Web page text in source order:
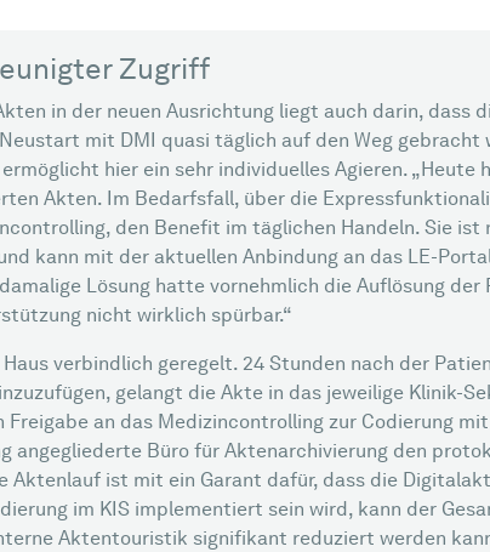
Zugriff
in der neuen Ausrichtung liegt auch darin, dass
mit DMI quasi täglich auf den Weg gebracht
hier ein sehr individuelles Agieren. „Heute
Akten. Im Bedarfsfall, über die
den Benefit im täglichen Handeln. Sie
kann mit der aktuellen Anbindung an das LE-
Lösung hatte vornehmlich die Auflösung
nicht wirklich spürbar.“
verbindlich geregelt. 24 Stunden nach der
gelangt die Akte in das jeweilige Klinik-
an das Medizincontrolling zur Codierung
angegliederte Büro für Aktenarchivierung den
Aktenlauf ist mit ein Garant dafür, dass die
im KIS implementiert sein wird, kann der
Aktentouristik signifikant reduziert werden